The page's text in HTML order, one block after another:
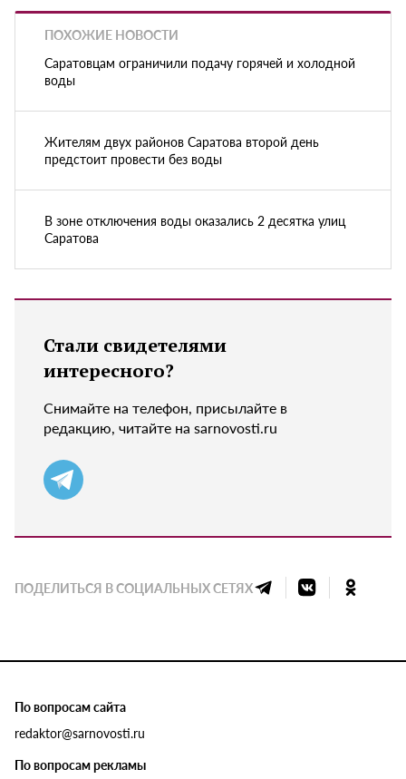
ПОХОЖИЕ НОВОСТИ
Саратовцам ограничили подачу горячей и холодной
воды
Жителям двух районов Саратова второй день
предстоит провести без воды
В зоне отключения воды оказались 2 десятка улиц
Саратова
Стали свидетелями
интересного?
Снимайте на телефон, присылайте в
редакцию, читайте на sarnovosti.ru
ПОДЕЛИТЬСЯ В СОЦИАЛЬНЫХ СЕТЯХ
По вопросам сайта
redaktor@sarnovosti.ru
По вопросам рекламы